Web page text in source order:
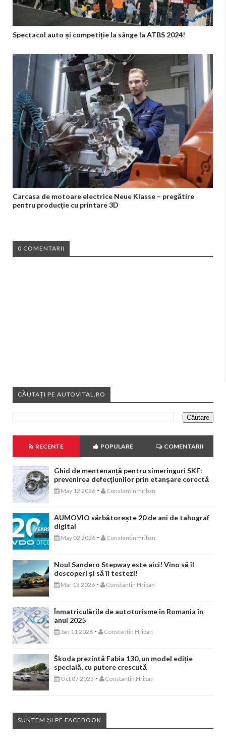
Spectacol auto și competiție la sânge la ATBS 2024!
Carcasa de motoare electrice Neue Klasse – pregătire
pentru producţie cu printare 3D
0 COMENTARII
CĂUTAȚI PE AUTOVITAL.RO
RECENTE POPULARE COMENTARII
Ghid de mentenanță pentru simeringuri SKF:
prevenirea defecțiunilor prin etanșare corectă
May 12 2026 - Constantin Hriban
AUMOVIO sărbătorește 20 de ani de tahograf
digital
May 02 2026 - Constantin Hriban
Noul Sandero Stepway este aici! Vino să îl
descoperi și să îl testezi!
Mar 13 2026 - Constantin Hriban
Înmatriculările de autoturisme în Romania în
anul 2025
Jan 11 2026 - Constantin Hriban
Škoda prezintă Fabia 130, un model ediție
specială, cu putere crescută
Oct 07 2025 - Constantin Hriban
SUNTEM ȘI PE FACEBOOK